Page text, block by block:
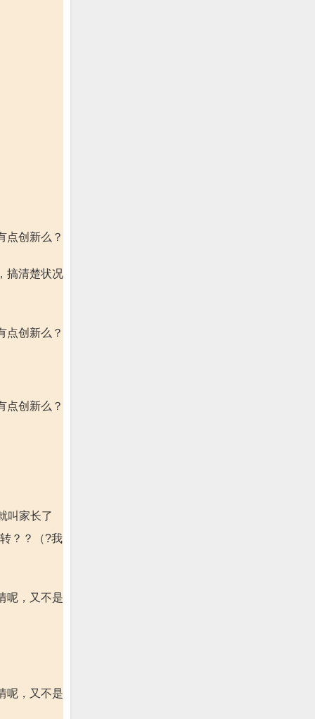
点创新么？
搞清楚状况
点创新么？
点创新么？
叫家长了
？？（?我
呢，又不是
呢，又不是